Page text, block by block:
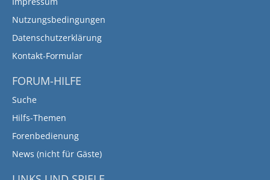
Nutzungsbedingungen
Datenschutzerklärung
Kontakt-Formular
FORUM-HILFE
Suche
Hilfs-Themen
Forenbedienung
News (nicht für Gäste)